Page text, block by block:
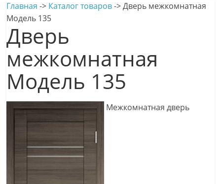
Главная -> Каталог товаров->Дверь межкомнатная
Модель 135
Дверь
межкомнатная
Модель 135
Межкомнатная дверь